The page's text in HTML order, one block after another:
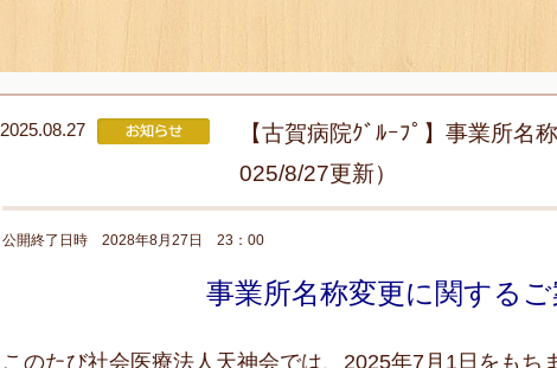
2025.08.27
【古賀病院ｸﾞﾙｰﾌﾟ】事業所名
025/8/27更新）
公開終了日時 2028年8月27日 23：00
事業所名称変更に関するご
このたび社会医療法人天神会では、2025年7月1日をもち